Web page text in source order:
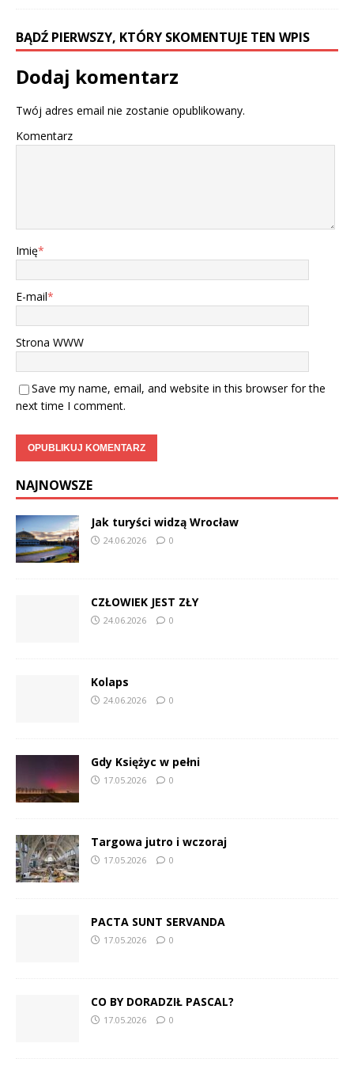
BĄDŹ PIERWSZY, KTÓRY SKOMENTUJE TEN WPIS
Dodaj komentarz
Twój adres email nie zostanie opublikowany.
Komentarz
Imię*
E-mail*
Strona WWW
Save my name, email, and website in this browser for the
next time I comment.
NAJNOWSZE
Jak turyści widzą Wrocław
24.06.2026 0
CZŁOWIEK JEST ZŁY
24.06.2026 0
Kolaps
24.06.2026 0
Gdy Księżyc w pełni
17.05.2026 0
Targowa jutro i wczoraj
17.05.2026 0
PACTA SUNT SERVANDA
17.05.2026 0
CO BY DORADZIŁ PASCAL?
17.05.2026 0